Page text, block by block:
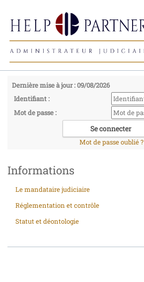
Dernière mise à jour : 09/08/2026
Identifiant :
Mot de passe :
Mot de passe oublié ?
Informations
Le mandataire judiciaire
Réglementation et contrôle
Statut et déontologie